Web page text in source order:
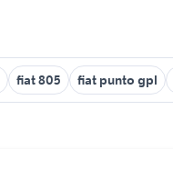
fiat 805 fiat punto gpl